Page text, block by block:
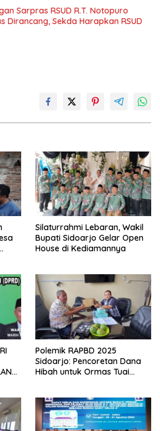
Sarpras RSUD R.T. Notopuro
Dirancang, Sekda Harapkan RSUD
Silaturrahmi Lebaran, Wakil
Bupati Sidoarjo Gelar Open
House di Kediamannya
Polemik RAPBD 2025
Sidoarjo: Pencoretan Dana
Hibah untuk Ormas Tuai